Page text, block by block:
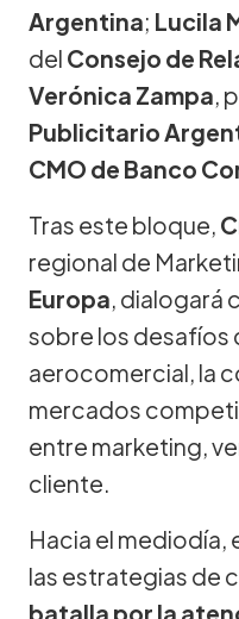
Argentina; Lucila
del Consejo de
Verónica Zampa,
Publicitario
CMO de Banco
Tras este bloque,
regional de
Europa, dialogará
sobre los desafíos
aerocomercial, la
mercados
entre marketing,
cliente.
Hacia el
las estrategias de
batalla por la